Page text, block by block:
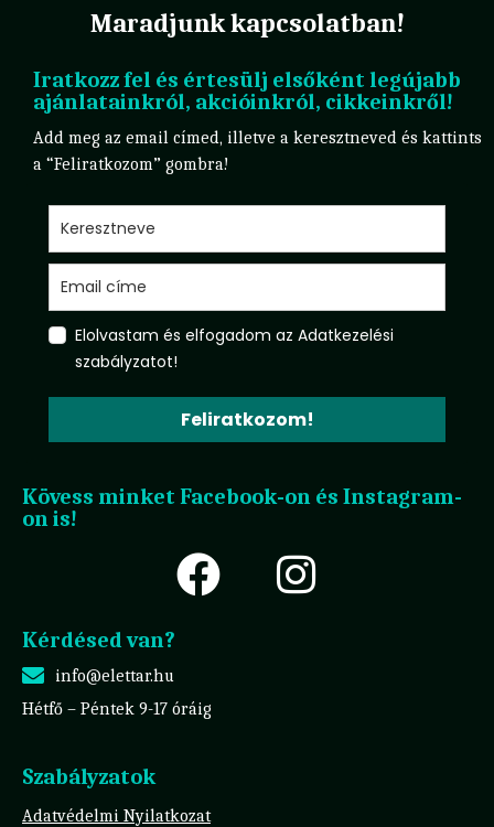
Maradjunk kapcsolatban!
Iratkozz fel és értesülj elsőként legújabb
ajánlatainkról, akcióinkról, cikkeinkről!
Add meg az email címed, illetve a keresztneved és kattints
a “Feliratkozom” gombra!
Elolvastam és elfogadom az Adatkezelési
szabályzatot!
Feliratkozom!
Kövess minket Facebook-on és Instagram-
on is!
Kérdésed van?
info@elettar.hu
Hétfő – Péntek 9-17 óráig
Szabályzatok
Adatvédelmi Nyilatkozat